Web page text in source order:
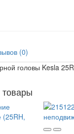
(0)
головы Kesla